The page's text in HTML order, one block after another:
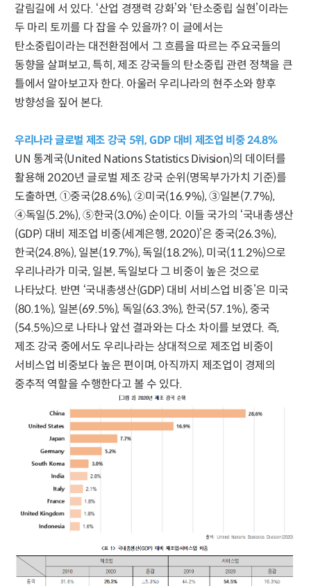
갈림길에 서 있다. ‘산업 경쟁력 강화’와 ‘탄소중립 실현’이라는
두 마리 토끼를 다 잡을 수 있을까? 이 글에서는
탄소중립이라는 대전환점에서 그 흐름을 따르는 주요국들의
동향을 살펴보고, 특히, 제조 강국들의 탄소중립 관련 정책을 큰
틀에서 알아보고자 한다. 아울러 우리나라의 현주소와 향후
방향성을 짚어 본다.
우리나라 글로벌 제조 강국 5위, GDP 대비 제조업 비중 24.8%
UN 통계국(United Nations Statistics Division)의 데이터를
활용해 2020년 글로벌 제조 강국 순위(명목부가가치 기준)를
도출하면, ①중국(28.6%), ②미국(16.9%), ③일본(7.7%),
④독일(5.2%), ⑤한국(3.0%) 순이다. 이들 국가의 ‘국내총생산
(GDP) 대비 제조업 비중(세계은행, 2020)’은 중국(26.3%),
한국(24.8%), 일본(19.7%), 독일(18.2%), 미국(11.2%)으로
우리나라가 미국, 일본, 독일보다 그 비중이 높은 것으로
나타났다. 반면 ‘국내총생산(GDP) 대비 서비스업 비중’은 미국
(80.1%), 일본(69.5%), 독일(63.3%), 한국(57.1%), 중국
(54.5%)으로 나타나 앞선 결과와는 다소 차이를 보였다. 즉,
제조 강국 중에서도 우리나라는 상대적으로 제조업 비중이
서비스업 비중보다 높은 편이며, 아직까지 제조업이 경제의
중추적 역할을 수행한다고 볼 수 있다.